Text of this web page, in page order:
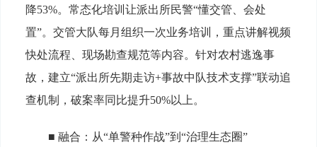
降53%。常态化培训让派出所民警“懂交管、会处
置”。交管大队每月组织一次业务培训，重点讲解视频
快处流程、现场勘查规范等内容。针对农村逃逸事
故，建立“派出所先期走访+事故中队技术支撑”联动追
查机制，破案率同比提升50%以上。
■ 融合：从“单警种作战”到“治理生态圈”